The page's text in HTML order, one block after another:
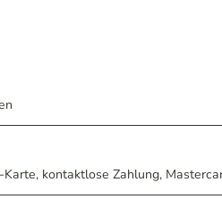
kontaktlose Zahlung,